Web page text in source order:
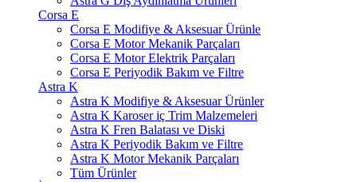
Corsa E
Corsa E Modifiye & Aksesuar Ürünle
Corsa E Motor Mekanik Parçaları
Corsa E Motor Elektrik Parçaları
Corsa E Periyodik Bakım ve Filtre
Astra K
Astra K Modifiye & Aksesuar Ürünler
Astra K Karoser iç Trim Malzemeleri
Astra K Fren Balatası ve Diski
Astra K Periyodik Bakım ve Filtre
Astra K Motor Mekanik Parçaları
Tüm Ürünler